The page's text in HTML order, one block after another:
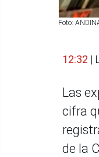
Foto:
12:32 |
Las
cifra
de la